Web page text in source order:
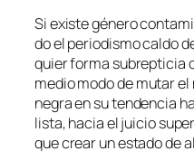
Si exis­te gé­ne­ro
do el pe­rio­dis­mo cal­do
quier for­ma su­brep­ti­cia
me­dio mo­do de mu­tar
ne­gra en su ten­den­cia
lis­ta, ha­cia el jui­cio
que crear un es­ta­do de